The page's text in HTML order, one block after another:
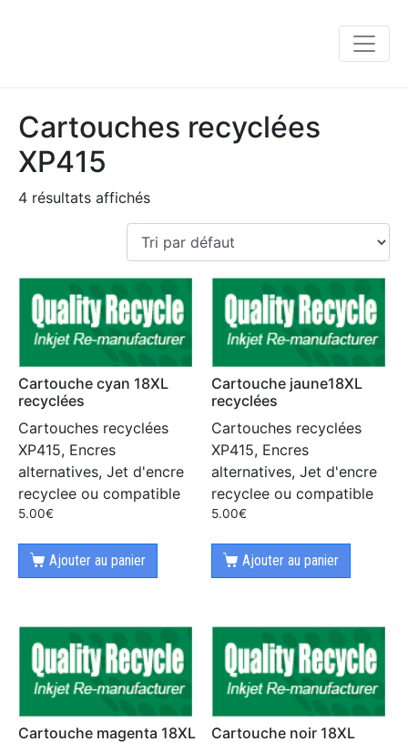
Cartouches recyclées
XP415
4 résultats affichés
Cartouche cyan 18XL
recyclées
Cartouches recyclées
XP415, Encres
alternatives, Jet d'encre
recyclee ou compatible
5.00€
Ajouter au panier
Cartouche jaune18XL
recyclées
Cartouches recyclées
XP415, Encres
alternatives, Jet d'encre
recyclee ou compatible
5.00€
Ajouter au panier
Cartouche magenta 18XL
Cartouche noir 18XL